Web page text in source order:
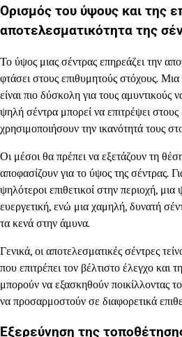
Ορισμός του ύψους και της
αποτελεσματικότητα της
Το ύψος μιας σέντρας επηρεάζει την
φτάσει στους επιθυμητούς στόχους.
είναι πιο δύσκολη για τους
ψηλή σέντρα μπορεί να επιτρέψει στους
χρησιμοποιήσουν την ικανότητά τους
Οι μέσοι θα πρέπει να εξετάζουν τη
αποφασίζουν για το ύψος της σέντρας.
ψηλότεροι επιθετικοί στην περιοχή,
ευεργετική, ενώ μια χαμηλή, δυνατή
τα κενά στην άμυνα.
Γενικά, οι αποτελεσματικές σέντρες
που επιτρέπει τον βέλτιστο έλεγχο
μπορούν να εξασκηθούν ποικίλλοντας
να προσαρμοστούν σε διαφορετικά
Εξερεύνηση της